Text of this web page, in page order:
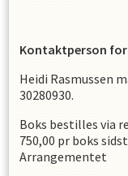
Kontaktperson
Heidi Rasmussen
30280930.
Boks bestilles via
750,00 pr boks
Arrangementet